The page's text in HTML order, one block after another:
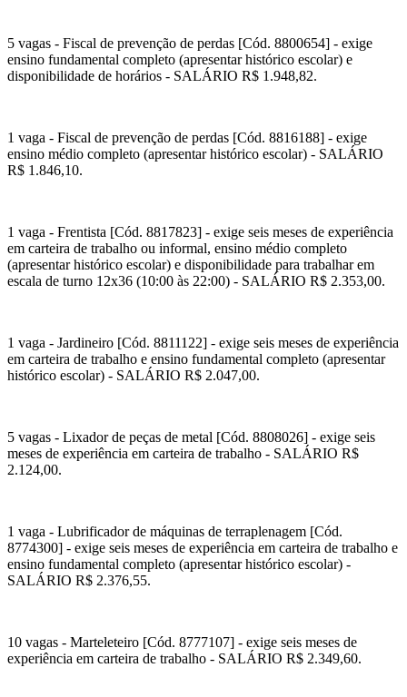
5 vagas - Fiscal de prevenção de perdas [Cód. 8800654] - exige
ensino fundamental completo (apresentar histórico escolar) e
disponibilidade de horários - SALÁRIO R$ 1.948,82.
1 vaga - Fiscal de prevenção de perdas [Cód. 8816188] - exige
ensino médio completo (apresentar histórico escolar) - SALÁRIO
R$ 1.846,10.
1 vaga - Frentista [Cód. 8817823] - exige seis meses de experiência
em carteira de trabalho ou informal, ensino médio completo
(apresentar histórico escolar) e disponibilidade para trabalhar em
escala de turno 12x36 (10:00 às 22:00) - SALÁRIO R$ 2.353,00.
1 vaga - Jardineiro [Cód. 8811122] - exige seis meses de experiência
em carteira de trabalho e ensino fundamental completo (apresentar
histórico escolar) - SALÁRIO R$ 2.047,00.
5 vagas - Lixador de peças de metal [Cód. 8808026] - exige seis
meses de experiência em carteira de trabalho - SALÁRIO R$
2.124,00.
1 vaga - Lubrificador de máquinas de terraplenagem [Cód.
8774300] - exige seis meses de experiência em carteira de trabalho e
ensino fundamental completo (apresentar histórico escolar) -
SALÁRIO R$ 2.376,55.
10 vagas - Marteleteiro [Cód. 8777107] - exige seis meses de
experiência em carteira de trabalho - SALÁRIO R$ 2.349,60.